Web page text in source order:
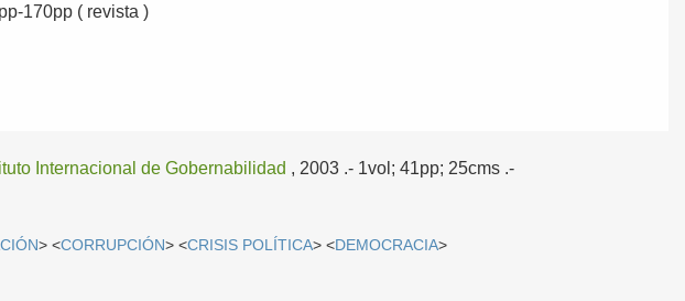
170pp ( revista )
Internacional de Gobernabilidad , 2003 .- 1vol; 41pp; 25cms .-
> <CORRUPCIÓN> <CRISIS POLÍTICA> <DEMOCRACIA>